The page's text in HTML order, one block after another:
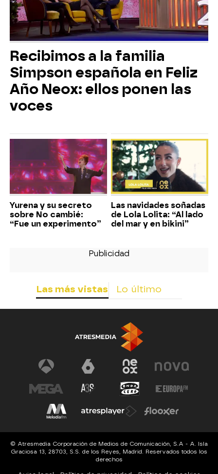
Recibimos a la familia
Simpson española en Feliz
Año Neox: ellos ponen las
voces
Yurena y su secreto
sobre No cambié:
“Fue un experimento”
Las navidades soñadas
de Lola Lolita: “Al lado
del mar y en bikini”
Las más vistas Lo último
© Atresmedia Corporación de Medios de Comunicación, S.A - A. Isla
Graciosa 13, 28703, S.S. de los Reyes, Madrid. Reservados todos los
derechos